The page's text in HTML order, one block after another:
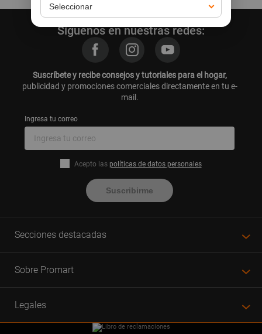
Síguenos en nuestras redes:
Suscríbete y recibe consejos y tutoriales para el hogar,
publicidad y promociones comerciales directamente en tu e-
mail.
Ingresa tu correo
Acepto las políticas de datos personales
Suscribirme
Secciones destacadas
Sobre Promart
Legales